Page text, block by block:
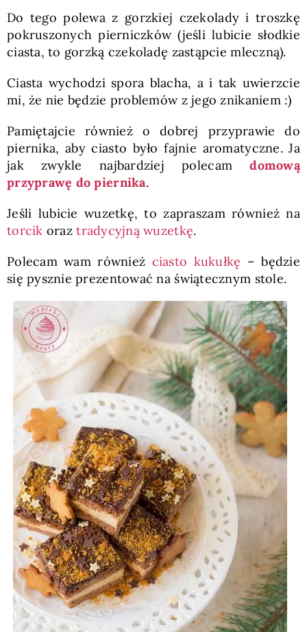
Do tego polewa z gorzkiej czekolady i troszkę
pokruszonych pierniczków (jeśli lubicie słodkie
ciasta, to gorzką czekoladę zastąpcie mleczną).
Ciasta wychodzi spora blacha, a i tak uwierzcie
mi, że nie będzie problemów z jego znikaniem :)
Pamiętajcie również o dobrej przyprawie do
piernika, aby ciasto było fajnie aromatyczne. Ja
jak zwykle najbardziej polecamdomową
przyprawę do piernika.
Jeśli lubicie wuzetkę, to zapraszam również na
torcik oraztradycyjną wuzetkę.
Polecam wam również ciasto kukułkę – będzie
się pysznie prezentować na świątecznym stole.